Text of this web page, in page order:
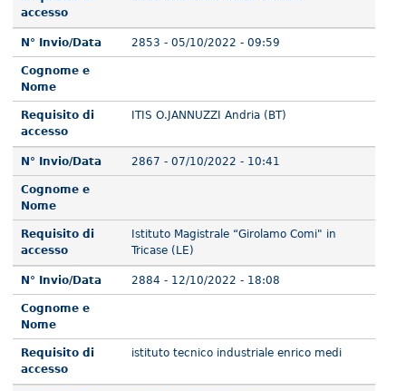
accesso
N° Invio/Data 2853 - 05/10/2022 - 09:59
Cognome e
Nome
Requisito di
accesso
ITIS O.JANNUZZI Andria (BT)
N° Invio/Data 2867 - 07/10/2022 - 10:41
Cognome e
Nome
Requisito di
accesso
Istituto Magistrale “Girolamo Comi" in
Tricase (LE)
N° Invio/Data 2884 - 12/10/2022 - 18:08
Cognome e
Nome
Requisito di
accesso
istituto tecnico industriale enrico medi